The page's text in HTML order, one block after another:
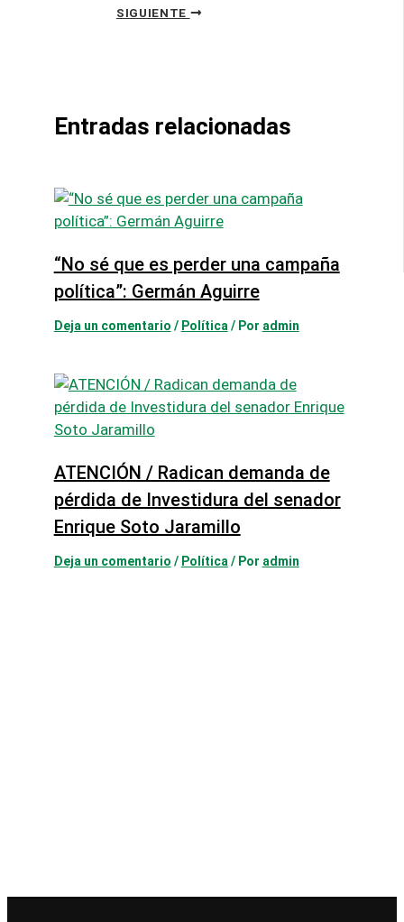
SIGUIENTE
Entradas relacionadas
“No sé que es perder una campaña
política”: Germán Aguirre
Deja un comentario / Política/ Por admin
ATENCIÓN / Radican demanda de
pérdida de Investidura del senador
Enrique Soto Jaramillo
Deja un comentario / Política/ Por admin